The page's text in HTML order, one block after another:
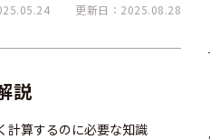
更新日：2025.08.28
説
計算するのに必要な知識